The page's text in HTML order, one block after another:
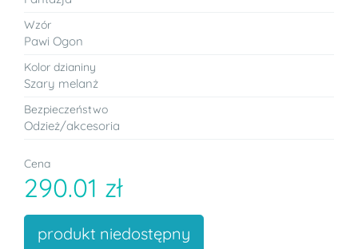
Wzór
Pawi Ogon
Kolor dzianiny
Szary melanż
Bezpieczeństwo
Odzież/akcesoria
Cena
290.01 zł
produkt niedostępny